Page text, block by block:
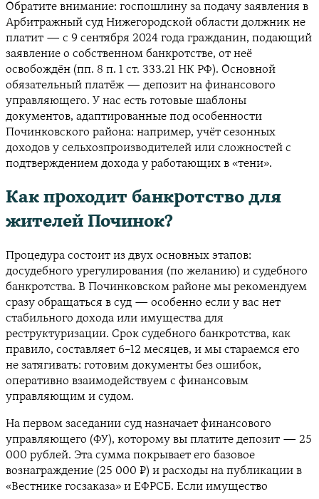
Обратите внимание: госпошлину за подачу заявления в
Арбитражный суд Нижегородской области должник не
платит — с 9 сентября 2024 года гражданин, подающий
заявление о собственном банкротстве, от неё
освобождён (пп. 8 п. 1 ст. 333.21 НК РФ). Основной
обязательный платёж — депозит на финансового
управляющего. У нас есть готовые шаблоны
документов, адаптированные под особенности
Починковского района: например, учёт сезонных
доходов у сельхозпроизводителей или сложностей с
подтверждением дохода у работающих в «тени».
Как проходит банкротство для
жителей Починок?
Процедура состоит из двух основных этапов:
досудебного урегулирования (по желанию) и судебного
банкротства. В Починковском районе мы рекомендуем
сразу обращаться в суд — особенно если у вас нет
стабильного дохода или имущества для
реструктуризации. Срок судебного банкротства, как
правило, составляет 6–12 месяцев, и мы стараемся его
не затягивать: готовим документы без ошибок,
оперативно взаимодействуем с финансовым
управляющим и судом.
На первом заседании суд назначает финансового
управляющего (ФУ), которому вы платите депозит — 25
000 рублей. Эта сумма покрывает его базовое
вознаграждение (25 000 ₽) и расходы на публикации в
«Вестнике госзаказа» и ЕФРСБ. Если имущество